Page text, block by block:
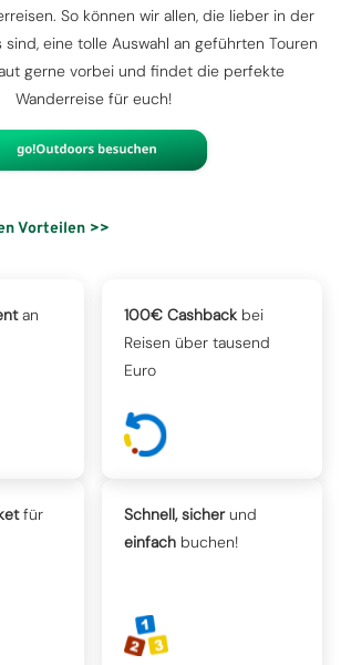
So können wir allen, die lieber in der
eine tolle Auswahl an geführten Touren
gerne vorbei und findet die perfekte
Wanderreise für euch!
Vorteilen >>
an
100€ Cashback bei
Reisen über tausend
Euro
für
Schnell, sicherund
einfach buchen!